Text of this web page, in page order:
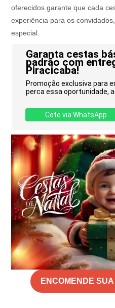
oferecidos garante que cada
experiência para os
especial.
Garanta cestas
padrão com
Piracicaba!
Promoção exclusiva para
perca essa oportunidade,
Cote via WhatsApp
ENCOMENDE